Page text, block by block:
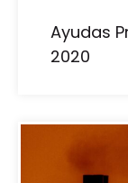
Ayudas
2020